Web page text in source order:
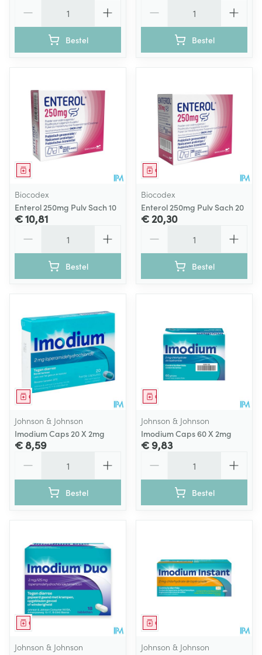
Bestel Bestel
Geneesmiddel
Biocodex
Enterol 250mg Pulv Sach 10
€ 10,81
Bestel
Geneesmiddel
Biocodex
Enterol 250mg Pulv Sach 20
€ 20,30
Bestel
Geneesmiddel
Johnson & Johnson
Imodium Caps 20 X 2mg
€ 8,59
Bestel
Geneesmiddel
Johnson & Johnson
Imodium Caps 60 X 2mg
€ 9,83
Bestel
Geneesmiddel
Johnson & Johnson
Geneesmiddel
Johnson & Johnson